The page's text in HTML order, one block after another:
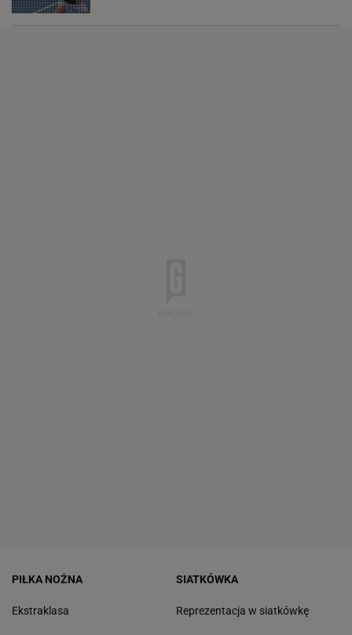
PIŁKA NOŻNA
Ekstraklasa
SIATKÓWKA
Reprezentacja w siatkówkę